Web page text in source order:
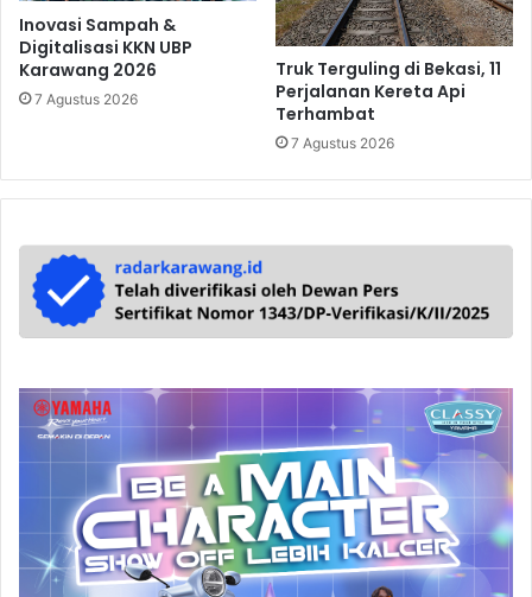
Inovasi Sampah &
Digitalisasi KKN UBP
Karawang 2026
7 Agustus 2026
Truk Terguling di Bekasi, 11
Perjalanan Kereta Api
Terhambat
7 Agustus 2026